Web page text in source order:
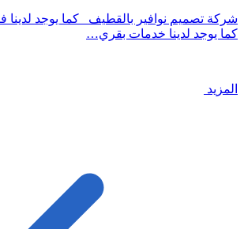
شركة تصميم نوافير بالقطيف كما يوجد
كما يوجد لدينا خدمات بقري…
المزيد